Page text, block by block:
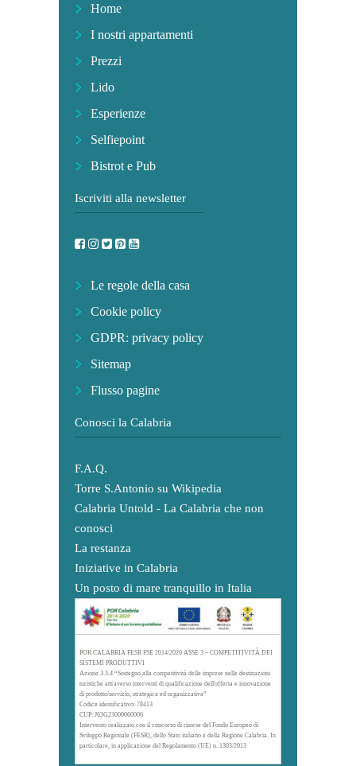
Home
I nostri appartamenti
Prezzi
Lido
Esperienze
Selfiepoint
Bistrot e Pub
Iscriviti alla newsletter
Le regole della casa
Cookie policy
GDPR: privacy policy
Sitemap
Flusso pagine
Conosci la Calabria
F.A.Q.
Torre S.Antonio su Wikipedia
Calabria Untold - La Calabria che non
conosci
La restanza
Iniziative in Calabria
Un posto di mare tranquillo in Italia
POR CALABRIA FESR FSE 2014/2020 ASSE 3 – COMPETITIVITÀ DEI
SISTEMI PRODUTTIVI
Azione 3.3.4 “Sostegno alla competitività delle imprese nelle destinazioni
turistiche attraverso interventi di qualificazione dell'offerta e innovazione
di prodotto/servizio, strategica ed organizzativa”
Codice identificativo: 78413
CUP: J63G23000060006
Intervento realizzato con il concorso di risorse del Fondo Europeo di
Sviluppo Regionale (FESR), dello Stato italiano e della Regione Calabria. In
particolare, in applicazione del Regolamento (UE) n. 1303/2013